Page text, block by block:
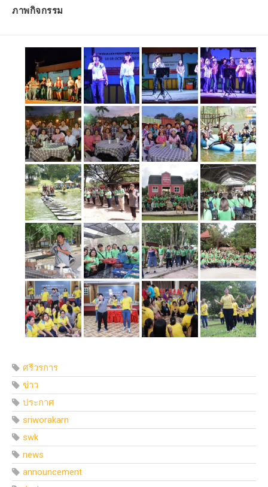
ภาพกิจกรรม
ศรีวรการ
ข่าว
ประกาศ
sriworakarn
swk
news
announcement